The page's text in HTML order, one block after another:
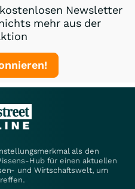
Newsletter
mehr aus der
als den
Hub für einen aktuellen
und Wirtschaftswelt, um